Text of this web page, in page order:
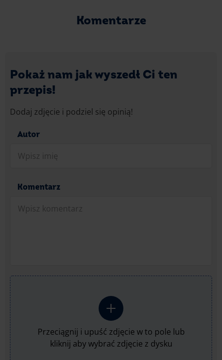
Komentarze
Pokaż nam jak wyszedł Ci ten
przepis!
Dodaj zdjęcie i podziel się opinią!
Autor
Komentarz
Przeciągnij i upuść zdjęcie w to pole lub
kliknij aby wybrać zdjęcie z dysku